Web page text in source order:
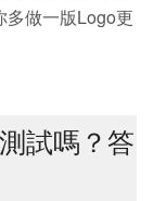
多做一版Logo更
試嗎？答